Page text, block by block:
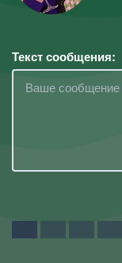
Текст сообщения: